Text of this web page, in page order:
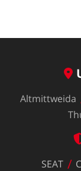
Altmittweida
SEAT